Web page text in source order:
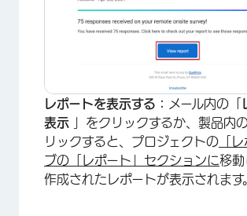
レポートを表示する： メール内の「
表示
」をクリックするか、製品内
リックすると、プロジェクトの 「
ブの「レポート」セクションに移動
作成されたレポートが表示されます